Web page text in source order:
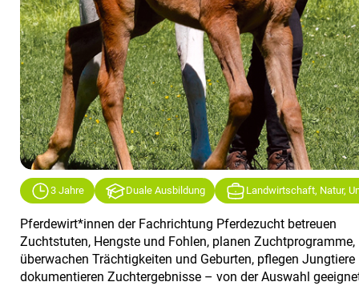
3 Jahre Duale Ausbildung Landwirtschaft, Natur,
Pferdewirt*innen der Fachrichtung Pferdezucht betreuen
Zuchtstuten, Hengste und Fohlen, planen Zuchtprogramme,
überwachen Trächtigkeiten und Geburten, pflegen Jungtiere
dokumentieren Zuchtergebnisse – von der Auswahl